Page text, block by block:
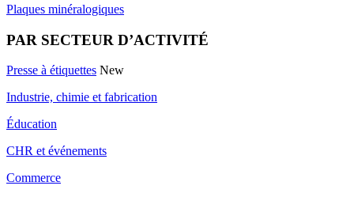
Plaques minéralogiques
PAR SECTEUR D’ACTIVITÉ
Presse à étiquettes New
Industrie, chimie et fabrication
Éducation
CHR et événements
Commerce